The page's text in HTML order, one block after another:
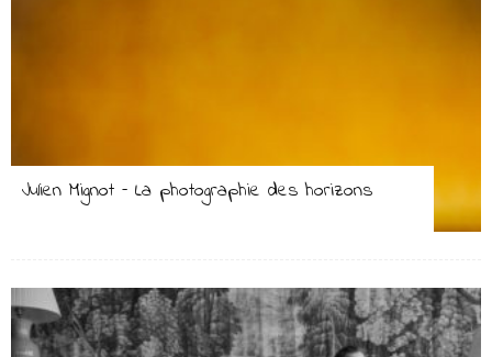
Julien Mignot – La photographie des horizons